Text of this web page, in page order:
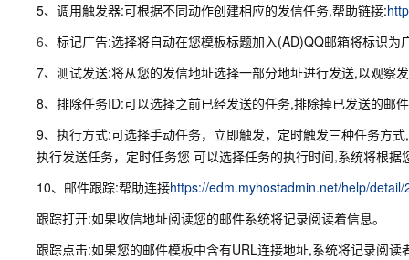
5、调用触发器:可根据不同动作创建相应的发信任务,帮助链接:
6、 标记广告:选择将自动在您模板标题加入(AD)QQ邮箱将标识为
7、测试发送:将从您的发信地址选择一部分地址进行发送,以观察
8、排除任务ID:可以选择之前已经发送的任务,排除掉已发送的邮
9、执行方式:可选择手动任务，立即触发，定时触发三种任务方
执行发送任务，定时任务您 可以选择任务的执行时间,系统将根据
10、邮件跟踪:帮助连接https://edm.myhostadmin.net/help/detail/
跟踪打开:如果收信地址阅读您的邮件系统将记录阅读着信息。
跟踪点击:如果您的邮件模板中含有URL连接地址,系统将记录阅